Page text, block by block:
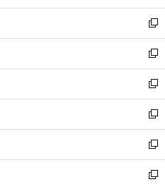
開
く
ウ
で
開
く
ン
ド
ウ
で
開
く
ウ
ィ
ン
ド
ウ
で
開
く
新
し
い
ウ
ィ
ン
ド
ウ
で
開
く
新
し
い
ウ
ィ
ン
ド
ウ
で
新
し
い
ウ
ィ
ン
ド
新
し
い
ウ
ィ
新
し
い
新